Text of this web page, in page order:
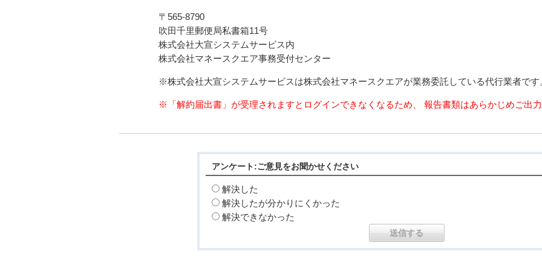
〒565-8790
吹田千里郵便局私書箱11号
株式会社大宣システムサービス内
株式会社マネースクエア事務受付センター
※株式会社大宣システムサービスは株式会社マネースクエアが業務委託している代行業者です
※「解約届出書」が受理されますとログインできなくなるため、 報告書類はあらかじめご出力
アンケート:ご意見をお聞かせください
解決した
解決したが分かりにくかった
解決できなかった